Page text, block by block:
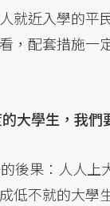
就近入學的平
，配套措施
大學生，我們
後果：人人
低不就的大學